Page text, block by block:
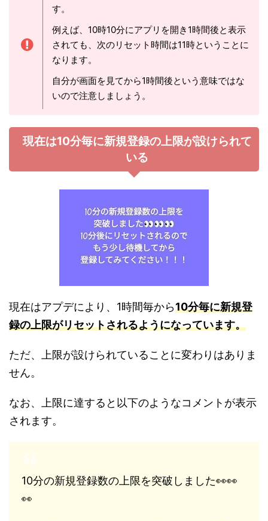
す。
例えば、10時10分にアプリを開き1時間後と表示
されても、次のリセット時間は11時ということに
なります。
自分が画面を見てから1時間後という意味ではな
いので注意しましょう。
現在は10分毎に新規登録の上限が設けられて
いる
現在はアプデにより、1時間毎から10分毎に新規登
録の上限がリセットされるようになっています。
ただ、上限が設けられていることに変わりはありま
せん。
なお、上限に達すると以下のようなコメントが表示
されます。
10分の新規登録数の上限を突破しました👀👀
👀